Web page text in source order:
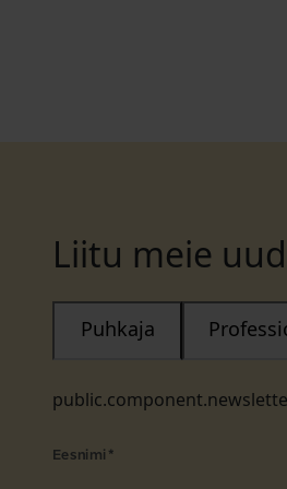
Liitu meie
Puhkaja
Eesnimi *